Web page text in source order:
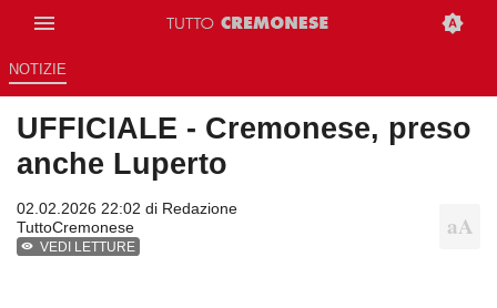
NOTIZIE
UFFICIALE - Cremonese, preso
anche Luperto
02.02.2026 22:02 di Redazione
TuttoCremonese
VEDI LETTURE